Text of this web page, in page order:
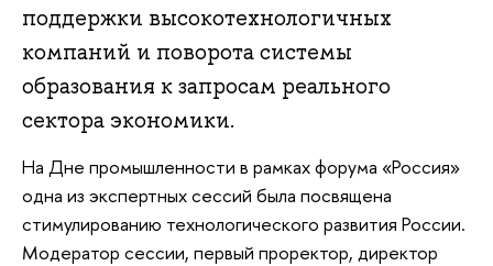
поддержки высокотехнологичных
компаний и поворота системы
образования к запросам реального
сектора экономики.
На Дне промышленности в рамках форума «Россия»
одна из экспертных сессий была посвящена
стимулированию технологического развития России.
Модератор сессии, первый проректор, директор